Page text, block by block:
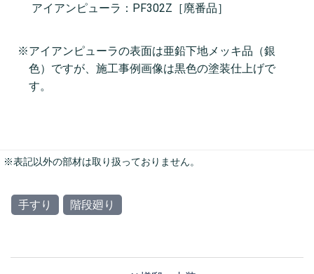
アイアンピューラ：PF302Z［廃番品］
※アイアンピューラの表面は亜鉛下地メッキ品（銀
色）ですが、施工事例画像は黒色の塗装仕上げで
す。
※表記以外の部材は取り扱っておりません。
手すり 階段廻り